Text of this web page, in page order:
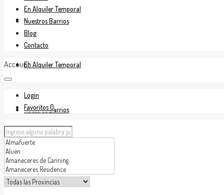
En Venta
En Alquiler Temporal
Nuestros Barrios
En Alquiler Temporal
Nuestros Barrios
Blog
Contacto
Account
Login
Favoritos0